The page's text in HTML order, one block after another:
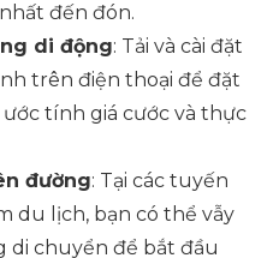
đến đón.
di động: Tải và cài đặt
trên điện thoại để đặt
tính giá cước và thực
đường: Tại các tuyến
du lịch, bạn có thể vẫy
di chuyển để bắt đầu